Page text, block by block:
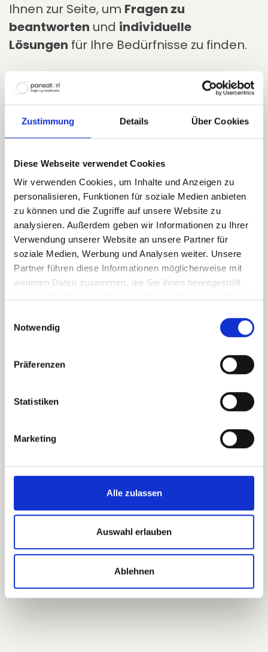
Zustimmung Details Über Cookies
Diese Webseite verwendet Cookies
Wir verwenden Cookies, um Inhalte und Anzeigen zu
personalisieren, Funktionen für soziale Medien anbieten
zu können und die Zugriffe auf unsere Website zu
analysieren. Außerdem geben wir Informationen zu Ihrer
Verwendung unserer Website an unsere Partner für
soziale Medien, Werbung und Analysen weiter. Unsere
Partner führen diese Informationen möglicherweise mit
weiteren Daten zusammen, die Sie ihnen bereitgestellt
Notwendig
Präferenzen
Statistiken
Marketing
Alle zulassen
Auswahl erlauben
Ablehnen
Ihnen zur Seite, um Fragen zu
beantworten und individuelle
Lösungen für Ihre Bedürfnisse zu finden.
Date & Time
Dienstag, 19. November 2024
18:00
19:00 Europe/Vienna
)
Event Information
pansatori GmbH
Laabstrasse 96
5280 Braunau
Österreich
+43 7722 22900
office@pansatori.com
pansatori GmbH
Participation is free and without
obligation. .